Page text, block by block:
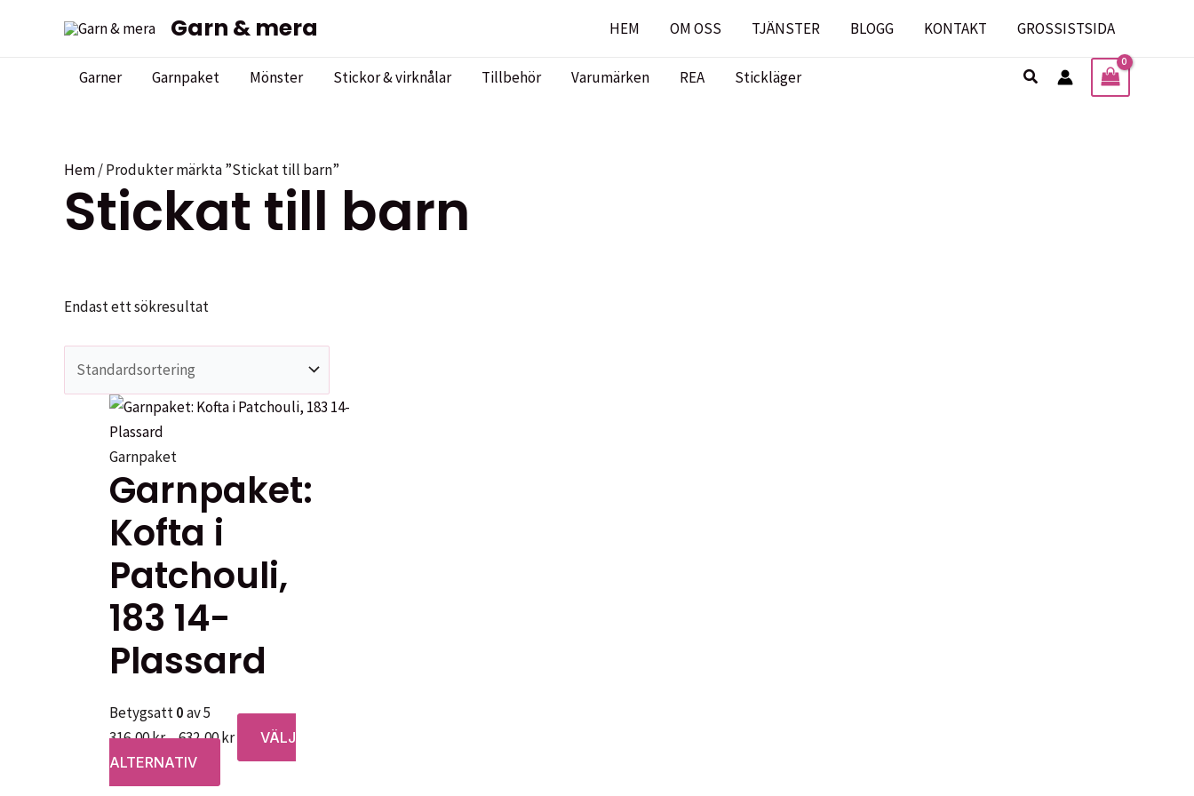
Garn & mera HEM OM OSS TJÄNSTER BLOGG KONTAKT GROSSISTSIDA
Garner Garnpaket Mönster Stickor & virknålar Tillbehör Varumärken REA Stickläger Sök
Hem/ Produkter märkta ”Stickat till barn”
Stickat till barn
Endast ett sökresultat
Garnpaket
Garnpaket:
Kofta i
Patchouli,
183 14-
Plassard
Betygsatt0av 5
316,00kr–632,00krPrisintervall:
316,00 kr
VÄLJ
ALTERNATIV
Den
här